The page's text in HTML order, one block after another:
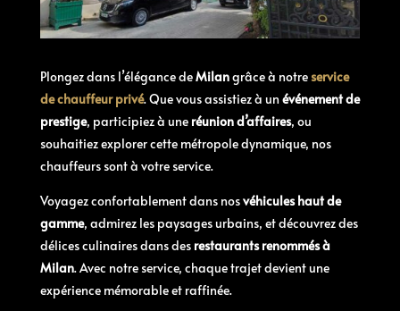
Plongez dans l’élégance deMilangrâce à notre service
de chauffeur privé. Que vous assistiez à unévénement de
prestige, participiez à une réunion d’affaires, ou
souhaitiez explorer cette métropole dynamique, nos
chauffeurs sont à votre service.
Voyagez confortablement dans nosvéhicules haut de
gamme, admirez les paysages urbains, et découvrez des
délices culinaires dans des restaurants renommés à
Milan. Avec notre service, chaque trajet devient une
expérience mémorable et raffinée.